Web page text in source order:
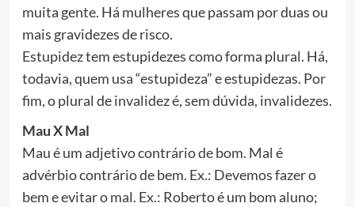
muita gente. Há mulheres que passam por duas ou
mais gravidezes de risco.
Estupidez tem estupidezes como forma plural. Há,
todavia, quem usa “estupideza” e estupidezas. Por
fim, o plural de invalidez é, sem dúvida, invalidezes.
Mau X Mal
Mau é um adjetivo contrário de bom. Mal é
advérbio contrário de bem. Ex.: Devemos fazer o
bem e evitar o mal. Ex.: Roberto é um bom aluno;